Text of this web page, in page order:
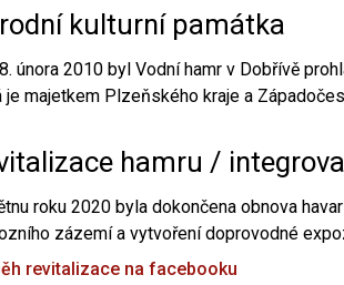
kulturní památka
února 2010 byl Vodní hamr v Dobřívě
je majetkem Plzeňského kraje a
hamru /
roku 2020 byla dokončena obnova
zázemí a vytvoření doprovodné
revitalizace na facebooku